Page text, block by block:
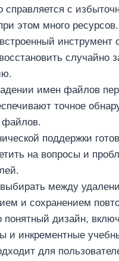
с
этом много ресурсов.
инструмент
случайно
имен файлов
точное
файлов.
поддержки
на вопросы и
между
и сохранением
понятный дизайн,
и инкрементные
для